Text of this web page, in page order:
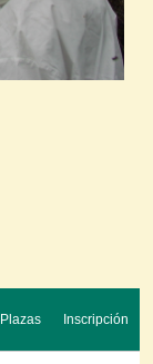
Plazas Inscripción